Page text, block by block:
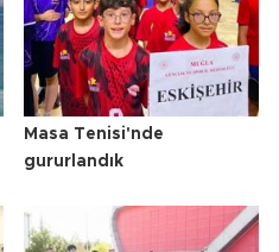
Masa Tenisi'nde
gururlandık